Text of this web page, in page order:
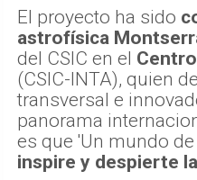
El proyecto ha sido
astrofísica
del CSIC en el
(CSIC-INTA), quien
transversal e
panorama
es que 'Un mundo
inspire y despierte